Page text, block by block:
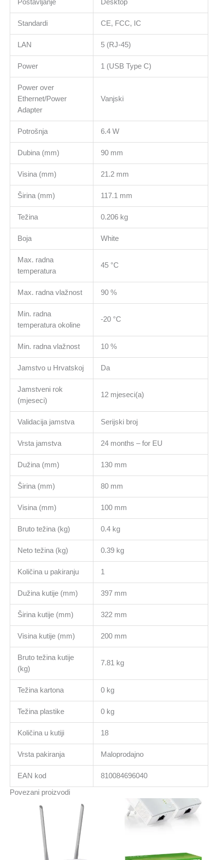
Postavljanje Desktop
Standardi CE, FCC, IC
LAN 5 (RJ-45)
Power 1 (USB Type C)
Power over
Ethernet/Power
Adapter
Vanjski
Potrošnja 6.4 W
Dubina (mm) 90 mm
Visina (mm) 21.2 mm
Širina (mm) 117.1 mm
Težina 0.206 kg
Boja White
Max. radna
temperatura
45 °C
Max. radna vlažnost 90 %
Min. radna
temperatura okoline
-20 °C
Min. radna vlažnost 10 %
Jamstvo u Hrvatskoj Da
Jamstveni rok
(mjeseci)
12 mjeseci(a)
Validacija jamstva Serijski broj
Vrsta jamstva 24 months – for EU
Dužina (mm) 130 mm
Širina (mm) 80 mm
Visina (mm) 100 mm
Bruto težina (kg) 0.4 kg
Neto težina (kg) 0.39 kg
Količina u pakiranju 1
Dužina kutije (mm) 397 mm
Širina kutije (mm) 322 mm
Visina kutije (mm) 200 mm
Bruto težina kutije
(kg)
7.81 kg
Težina kartona 0 kg
Težina plastike 0 kg
Količina u kutiji 18
Vrsta pakiranja Maloprodajno
EAN kod 810084696040
Povezani proizvodi